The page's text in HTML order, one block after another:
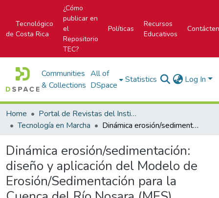
Tecnológico
de Costa Rica
¿Cómo
publicar en
el
Repositorio
TEC?
Políticas
Recursos
Educativos
Communities
& Collections
All of
DSpace
Statistics Log In
Home
Portal de Revistas del Instituto Tecnológico de Costa Rica
Tecnología en Marcha
Dinámica erosión/sedimentación: diseño y aplicación del Modelo de Erosión/Sedimentación para la Cuenca del Río Nosara (MES)
Dinámica erosión/sedimentación:
diseño y aplicación del Modelo de
Erosión/Sedimentación para la